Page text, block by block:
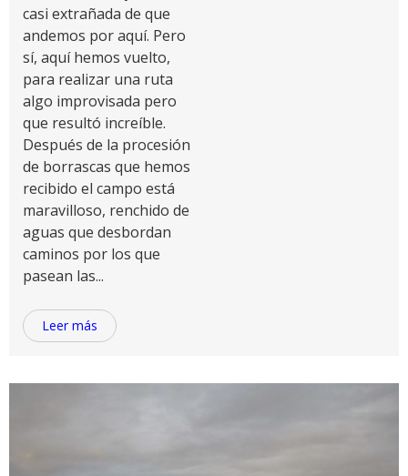
casi extrañada de que
andemos por aquí. Pero
sí, aquí hemos vuelto,
para realizar una ruta
algo improvisada pero
que resultó increíble.
Después de la procesión
de borrascas que hemos
recibido el campo está
maravilloso, renchido de
aguas que desbordan
caminos por los que
pasean las...
Leer más